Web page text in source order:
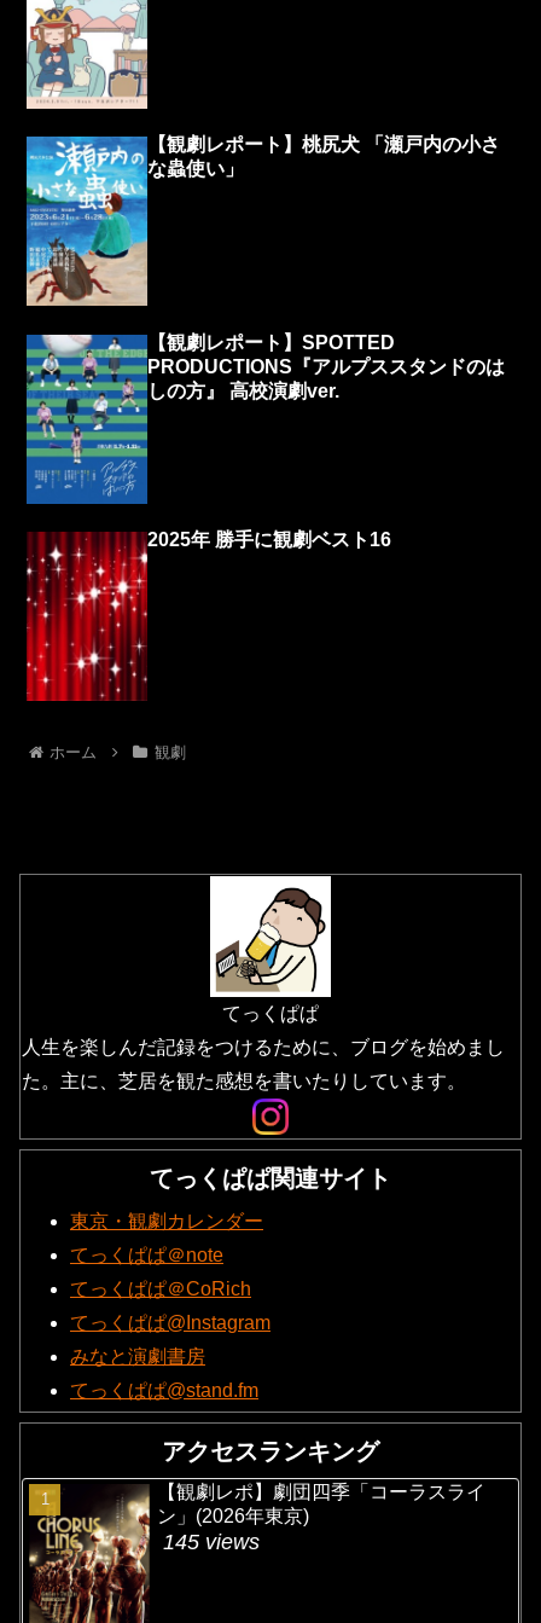
【観劇レポート】桃尻犬 「瀬戸内の小さ
な蟲使い」
【観劇レポート】SPOTTED
PRODUCTIONS『アルプススタンドのは
しの方』 高校演劇ver.
2025年 勝手に観劇ベスト16
ホーム 観劇
てっくぱぱ
人生を楽しんだ記録をつけるために、ブログを始めまし
た。主に、芝居を観た感想を書いたりしています。
てっくぱぱ関連サイト
東京・観劇カレンダー
てっくぱぱ＠note
てっくぱぱ＠CoRich
てっくぱぱ@Instagram
みなと演劇書房
てっくぱぱ@stand.fm
アクセスランキング
【観劇レポ】劇団四季「コーラスライ
ン」(2026年東京)
145 views